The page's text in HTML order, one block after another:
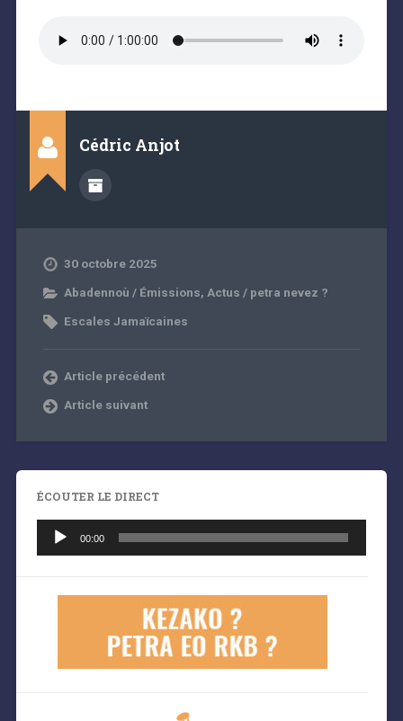
Cédric Anjot
30 octobre 2025
Abadennoù / Émissions, Actus / petra nevez ?
Escales Jamaïcaines
Article précédent
Article suivant
ÉCOUTER LE DIRECT
audio
00:00